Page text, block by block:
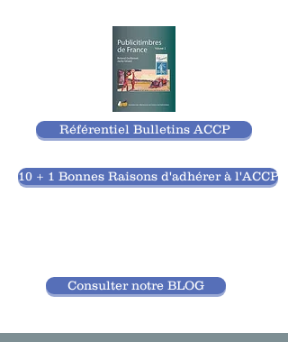
Référentiel Bulletins ACCP
10 + 1 Bonnes Raisons d'adhérer à l'ACCP
Consulter notre BLOG